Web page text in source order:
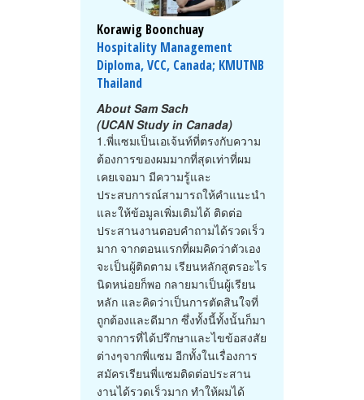
Korawig Boonchuay
Hospitality Management
Diploma, VCC, Canada; KMUTNB
Thailand
About Sam Sach
(UCAN Study in Canada)
1.พี่แซมเป็นเอเจ้นท์ที่ตรงกับความ
ต้องการของผมมากที่สุดเท่าที่ผม
เคยเจอมา มีความรู้และ
ประสบการณ์สามารถให้คำแนะนำ
และให้ข้อมูลเพิ่มเติมได้ ติดต่อ
ประสานงานตอบคำถามได้รวดเร็ว
มาก จากตอนแรกที่ผมคิดว่าตัวเอง
จะเป็นผู้ติดตาม เรียนหลักสูตรอะไร
นิดหน่อยก็พอ กลายมาเป็นผู้เรียน
หลัก และคิดว่าเป็นการตัดสินใจที่
ถูกต้องและดีมาก ซึ่งทั้งนี้ทั้งนั้นก็มา
จากการที่ได้ปรึกษาและไขข้อสงสัย
ต่างๆจากพี่แซม อีกทั้งในเรื่องการ
สมัครเรียนพี่แซมติดต่อประสาน
งานได้รวดเร็วมาก ทำให้ผมได้